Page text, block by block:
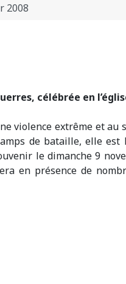
2008
célébrée en
violence extrême et
de bataille, elle est
le dimanche 9
en présence de